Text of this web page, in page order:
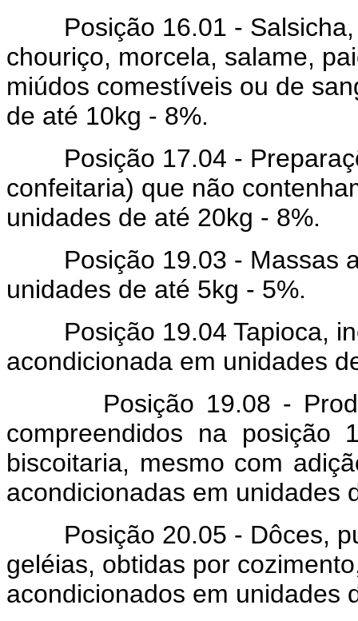
Posição 16.01 - Salsicha,
chouriço, morcela, salame,
miúdos comestíveis ou de
de até 10kg - 8%.
Posição 17.04 -
confeitaria) que não
unidades de até 20kg - 8%.
Posição 19.03 - Massas
unidades de até 5kg - 5%.
Posição 19.04 Tapioca,
acondicionada em unidades
Posição 19.08 -
compreendidos na posição
biscoitaria, mesmo com
acondicionadas em unidades
Posição 20.05 - Dôces,
geléias, obtidas por
acondicionados em unidades